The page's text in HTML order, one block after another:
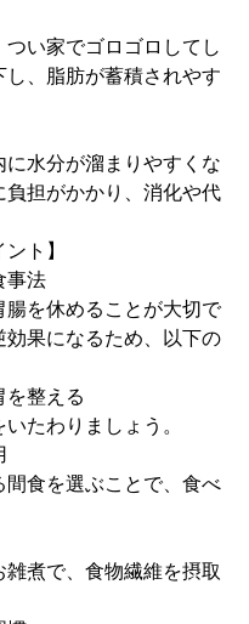
い家でゴロゴロしてし
、脂肪が蓄積されやす
水分が溜まりやすくな
負担がかかり、消化や代
ト】
事法
を休めることが大切で
果になるため、以下の
を整える
たわりましょう。
食を選ぶことで、食べ
煮で、食物繊維を摂取